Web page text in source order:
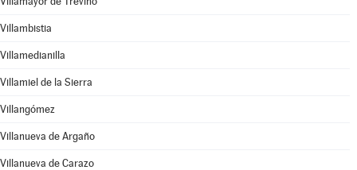
Villambistia
Villamedianilla
Villamiel de la Sierra
Villangómez
Villanueva de Argaño
Villanueva de Carazo